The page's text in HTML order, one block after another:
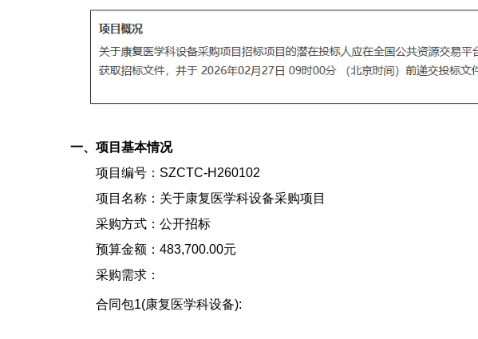
一、项目基本情况
项目编号：SZCTC-H260102
项目名称：关于康复医学科设备采购项目
采购方式：公开招标
预算金额：483,700.00元
采购需求：
合同包1(康复医学科设备):